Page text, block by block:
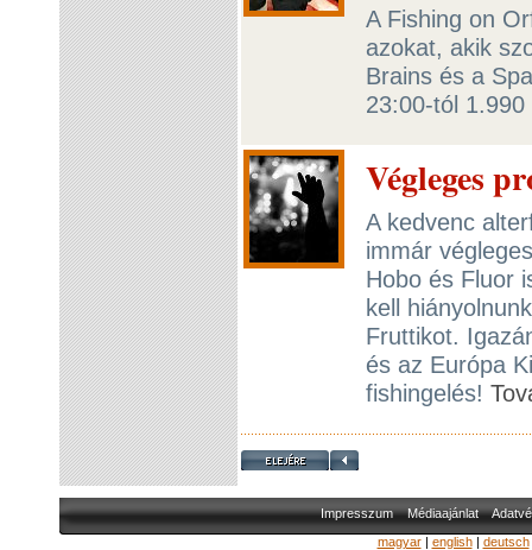
A Fishing on
azokat, akik
Brains és a
23:00-tól
Végleges
A kedvenc
immár
Hobo és Fluor
kell
Fruttikot.
és az Európa
fishingelés!
Impresszum Médiaajánlat
magyar| english| deutsch